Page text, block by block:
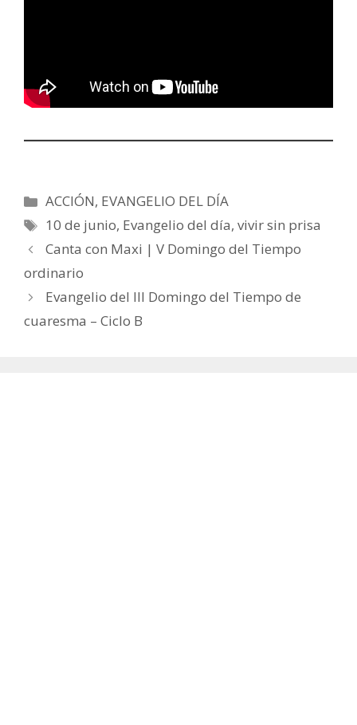
Categorías
ACCIÓN, EVANGELIO DEL DÍA
Etiquetas
10 de junio, Evangelio del día,vivir sin prisa
Canta con Maxi | V Domingo del Tiempo
ordinario
Evangelio del III Domingo del Tiempo de
cuaresma – Ciclo B